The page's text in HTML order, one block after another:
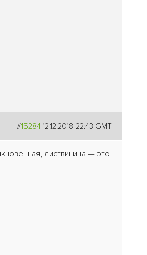
#15284 12.12.2018 22:43 GMT
листвиница — это